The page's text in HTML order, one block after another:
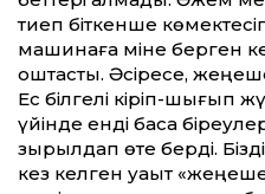
тиеп біткенше
машинаға міне берген
қоштасты. Әсіресе,
Ес білгелі кіріп-шығып
үйінде енді басқа
зырылдап өте берді.
кез келген уақыт